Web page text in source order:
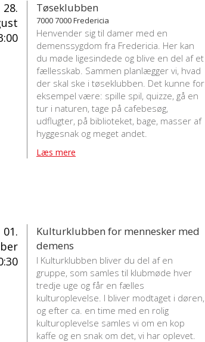
Tøseklubben
7000 7000 Fredericia
Henvender sig til damer med en
demenssygdom fra Fredericia. Her kan
du møde ligesindede og blive en del af et
fællesskab. Sammen planlægger vi, hvad
der skal ske i tøseklubben. Det kunne for
eksempel være: spille spil, quizze, gå en
tur i naturen, tage på cafebesøg,
udflugter, på biblioteket, bage, masser af
hyggesnak og meget andet.
Læs mere
Kulturklubben for mennesker med
demens
I Kulturklubben bliver du del af en
gruppe, som samles til klubmøde hver
tredje uge og får en fælles
kulturoplevelse. I bliver modtaget i døren,
og efter ca. en time med en rolig
kulturoplevelse samles vi om en kop
kaffe og en snak om det, vi har oplevet.